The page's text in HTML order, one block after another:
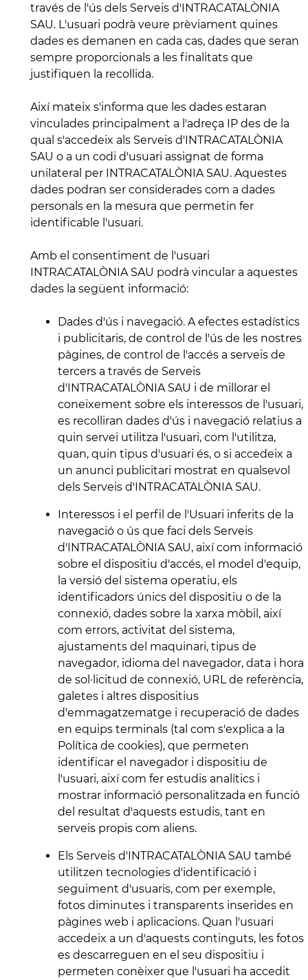
través de l'ús dels Serveis d'INTRACATALÒNIA
SAU. L'usuari podrà veure prèviament quines
dades es demanen en cada cas, dades que seran
sempre proporcionals a les finalitats que
justifiquen la recollida.
Així mateix s'informa que les dades estaran
vinculades principalment a l'adreça IP des de la
qual s'accedeix als Serveis d'INTRACATALÒNIA
SAU o a un codi d'usuari assignat de forma
unilateral per INTRACATALÒNIA SAU. Aquestes
dades podran ser considerades com a dades
personals en la mesura que permetin fer
identificable l'usuari.
Amb el consentiment de l'usuari
INTRACATALÒNIA SAU podrà vincular a aquestes
dades la següent informació:
Dades d'ús i navegació. A efectes estadístics
i publicitaris, de control de l'ús de les nostres
pàgines, de control de l'accés a serveis de
tercers a través de Serveis
d'INTRACATALÒNIA SAU i de millorar el
coneixement sobre els interessos de l'usuari,
es recolliran dades d'ús i navegació relatius a
quin servei utilitza l'usuari, com l'utilitza,
quan, quin tipus d'usuari és, o si accedeix a
un anunci publicitari mostrat en qualsevol
dels Serveis d'INTRACATALÒNIA SAU.
Interessos i el perfil de l'Usuari inferits de la
navegació o ús que faci dels Serveis
d'INTRACATALÒNIA SAU, així com informació
sobre el dispositiu d'accés, el model d'equip,
la versió del sistema operatiu, els
identificadors únics del dispositiu o de la
connexió, dades sobre la xarxa mòbil, així
com errors, activitat del sistema,
ajustaments del maquinari, tipus de
navegador, idioma del navegador, data i hora
de sol·licitud de connexió, URL de referència,
galetes i altres dispositius
d'emmagatzematge i recuperació de dades
en equips terminals (tal com s'explica a la
Política de cookies), que permeten
identificar el navegador i dispositiu de
l'usuari, així com fer estudis analítics i
mostrar informació personalitzada en funció
del resultat d'aquests estudis, tant en
serveis propis com aliens.
Els Serveis d'INTRACATALÒNIA SAU també
utilitzen tecnologies d'identificació i
seguiment d'usuaris, com per exemple,
fotos diminutes i transparents inserides en
pàgines web i aplicacions. Quan l'usuari
accedeix a un d'aquests continguts, les fotos
es descarreguen en el seu dispositiu i
permeten conèixer que l'usuari ha accedit